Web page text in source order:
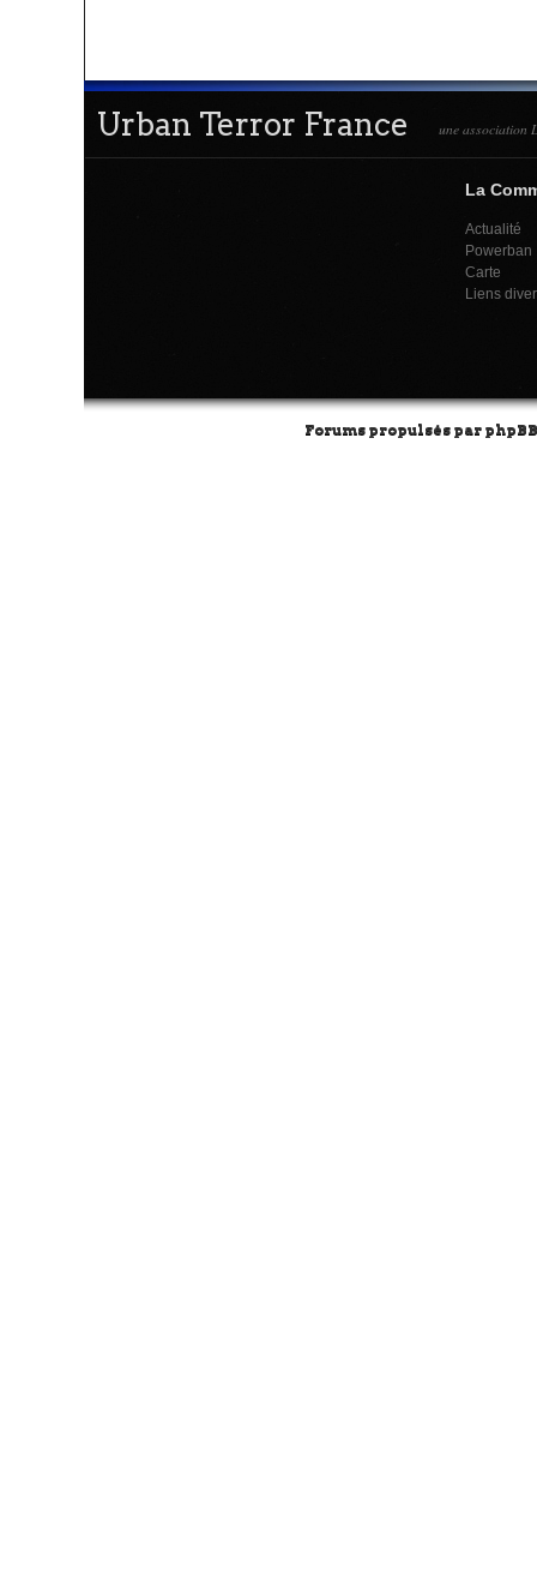
Urban Terror France une association
La
Actualité
Powerban
Carte
Liens
Forums propulsés par phpBB